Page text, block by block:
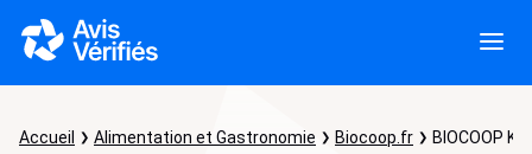
Accueil Alimentation et Gastronomie Biocoop.fr BIOCOOP